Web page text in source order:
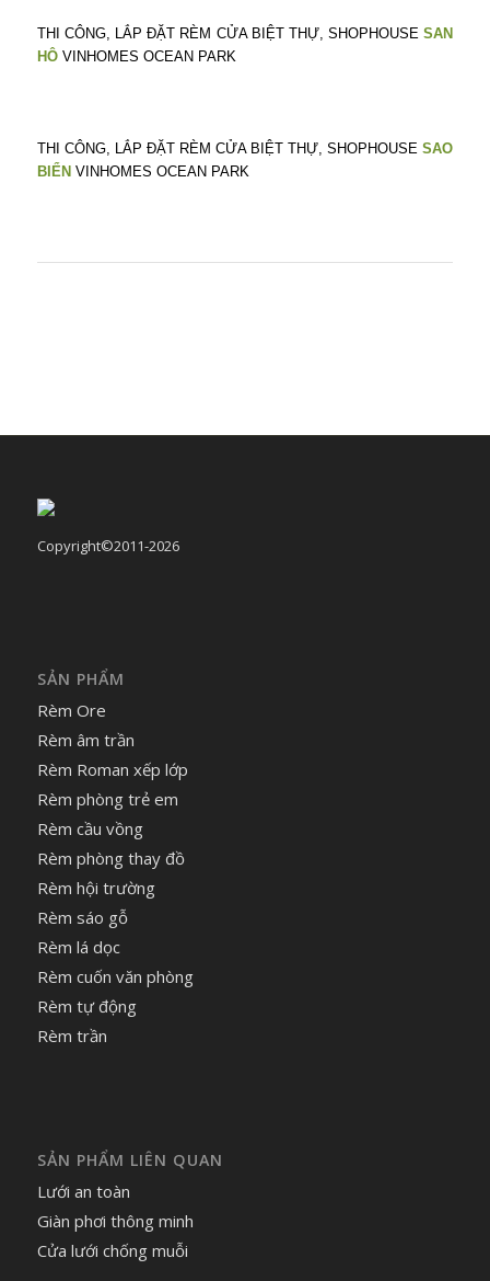
THI CÔNG, LẮP ĐẶT RÈM CỬA BIỆT THỰ, SHOPHOUSESAN
HÔVINHOMES OCEAN PARK
THI CÔNG, LẮP ĐẶT RÈM CỬA BIỆT THỰ, SHOPHOUSESAO
BIỂN VINHOMES OCEAN PARK
Copyright©2011-2026
SẢN PHẨM
Rèm Ore
Rèm âm trần
Rèm Roman xếp lớp
Rèm phòng trẻ em
Rèm cầu vồng
Rèm phòng thay đồ
Rèm hội trường
Rèm sáo gỗ
Rèm lá dọc
Rèm cuốn văn phòng
Rèm tự động
Rèm trần
SẢN PHẨM LIÊN QUAN
Lưới an toàn
Giàn phơi thông minh
Cửa lưới chống muỗi